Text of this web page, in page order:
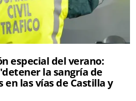
especial del verano:
la sangría de
las vías de Castilla y